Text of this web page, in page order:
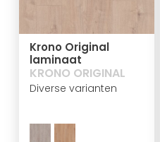
Krono Original
laminaat
KRONO ORIGINAL
Diverse varianten